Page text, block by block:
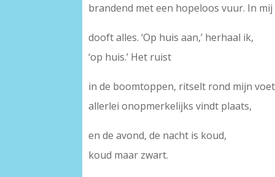
brandend met een hopeloos vuur. In mij
dooft alles. ‘Op huis aan,’ herhaal ik,
‘op huis.’ Het ruist
in de boomtoppen, ritselt rond mijn
allerlei onopmerkelijks vindt plaats,
en de avond, de nacht is koud,
koud maar zwart.